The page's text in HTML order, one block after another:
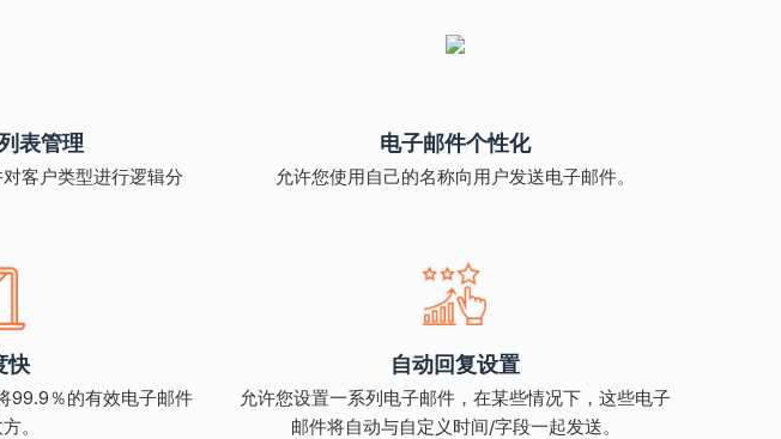
表管理
客户类型进行逻辑分
电子邮件个性化
允许您使用自己的名称向用户发送电子邮件。
快
99.9％的有效电子邮件
。
自动回复设置
允许您设置一系列电子邮件，在某些情况下，这些电子
邮件将自动与自定义时间/字段一起发送。